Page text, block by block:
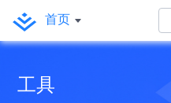
首页
工具